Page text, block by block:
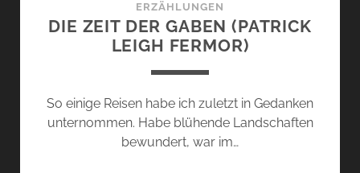
ERZÄHLUNGEN
DIE ZEIT DER GABEN (PATRICK
LEIGH FERMOR)
So einige Reisen habe ich zuletzt in Gedanken
unternommen. Habe blühende Landschaften
bewundert, war im…